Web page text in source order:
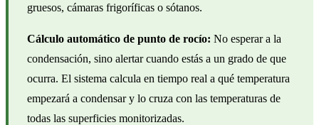
gruesos, cámaras frigoríficas o sótanos.
Cálculo automático de punto de rocío: No esperar a la
condensación, sino alertar cuando estás a un grado de que
ocurra. El sistema calcula en tiempo real a qué temperatura
empezará a condensar y lo cruza con las temperaturas de
todas las superficies monitorizadas.